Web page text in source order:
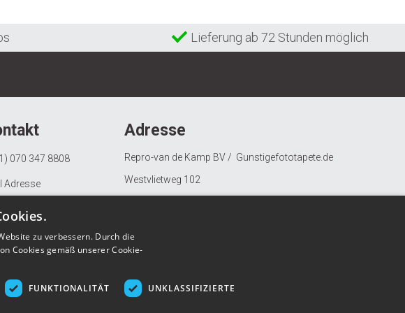
Lieferung ab 72 Stunden möglich
070 347 8808
Adresse
97082163
NL867903685B01
Adresse
Repro-van de Kamp BV / Gunstigefototapete.de
Westvlietweg 102
zu verbessern. Durch die
Cookies gemäß unserer Cookie-
FUNKTIONALITÄT UNKLASSIFIZIERTE